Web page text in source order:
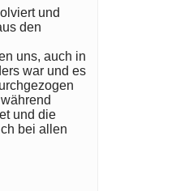
und
den
uns, auch in
war und es
und die
bei allen